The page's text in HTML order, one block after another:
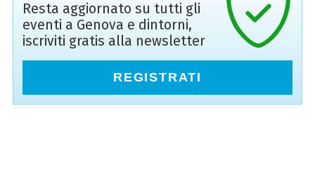
Resta aggiornato su tutti gli
eventi a Genova e dintorni,
iscriviti gratis alla newsletter
REGISTRATI